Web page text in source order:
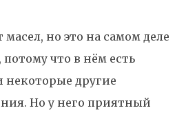
но это на самом деле
что в нём есть
другие
Но у него приятный